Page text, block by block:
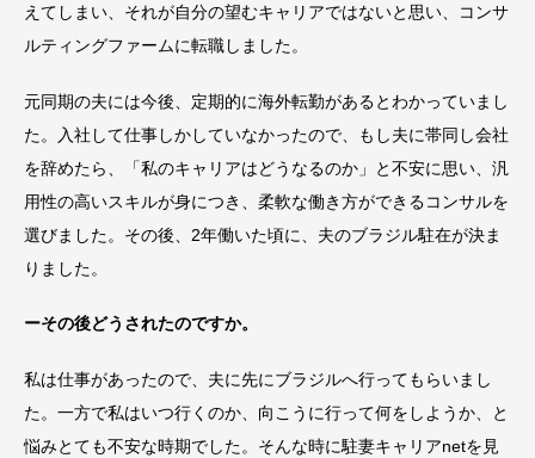
えてしまい、それが自分の望むキャリアではないと思い、コンサ
ルティングファームに転職しました。
元同期の夫には今後、定期的に海外転勤があるとわかっていまし
た。入社して仕事しかしていなかったので、もし夫に帯同し会社
を辞めたら、「私のキャリアはどうなるのか」と不安に思い、汎
用性の高いスキルが身につき、柔軟な働き方ができるコンサルを
選びました。その後、2年働いた頃に、夫のブラジル駐在が決ま
りました。
ーその後どうされたのですか。
私は仕事があったので、夫に先にブラジルへ行ってもらいまし
た。一方で私はいつ行くのか、向こうに行って何をしようか、と
悩みとても不安な時期でした。そんな時に駐妻キャリアnetを見